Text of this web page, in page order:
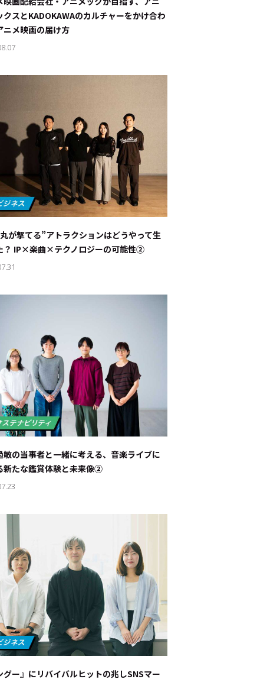
界のちょっといい話
ルな取り組み #スタッフが語る
クスとKADOKAWAのカルチャーをかけ合わ
ニメ映画の届け方
が撃てる”アトラクションはどうやって生
？ IP×楽曲×テクノロジーの可能性②
敏の当事者と一緒に考える、音楽ライブに
新たな鑑賞体験と未来像②
グー』にリバイバルヒットの兆し――SNSマー